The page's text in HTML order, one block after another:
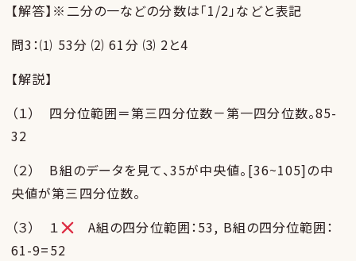
【解答】※二分の一などの分数は「1/2」などと表記
問3：⑴ 53分 ⑵ 61分 ⑶ 2と4
【解説】
（１） 四分位範囲＝第三四分位数－第一四分位数。85-
32
（２） B組のデータを見て、35が中央値。[36~105]の中
央値が第三四分位数。
（３） １
A組の四分位範囲：53, B組の四分位範囲：
61-9=52